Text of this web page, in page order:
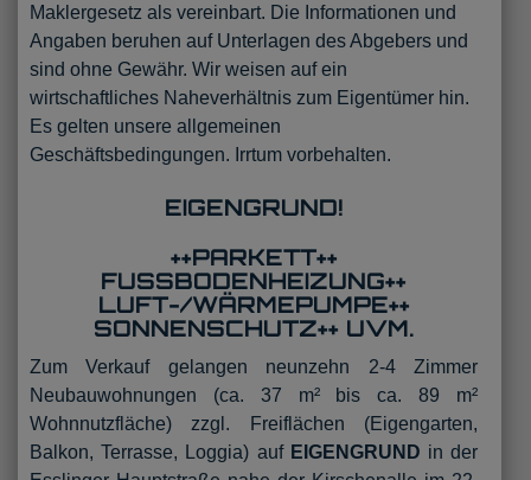
Maklergesetz als vereinbart. Die Informationen und
Angaben beruhen auf Unterlagen des Abgebers und
sind ohne Gewähr. Wir weisen auf ein
wirtschaftliches Naheverhältnis zum Eigentümer hin.
Es gelten unsere allgemeinen
Geschäftsbedingungen. Irrtum vorbehalten.
EIGENGRUND!
++PARKETT++
FUSSBODENHEIZUNG++
LUFT-/WÄRMEPUMPE++
SONNENSCHUTZ++ UVM.
Zum Verkauf gelangen neunzehn 2-4 Zimmer
Neubauwohnungen (ca. 37 m² bis ca. 89 m²
Wohnnutzfläche) zzgl. Freiflächen (Eigengarten,
Balkon, Terrasse, Loggia) auf EIGENGRUND in der